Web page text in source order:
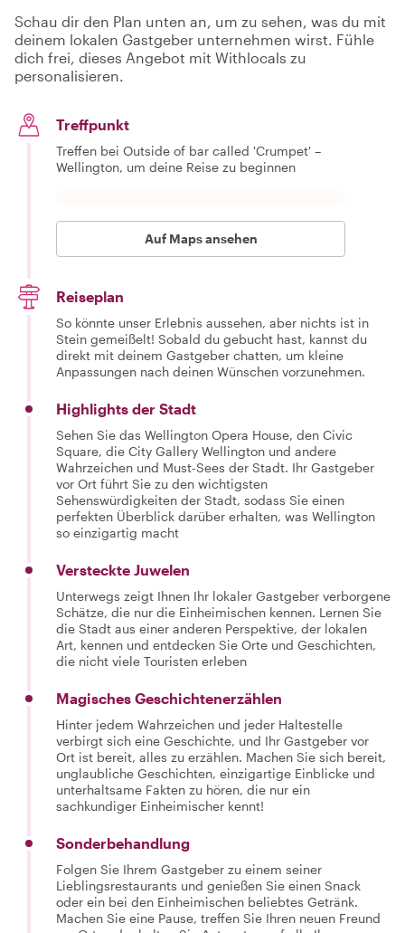
Schau dir den Plan unten an, um zu sehen, was du mit
deinem lokalen Gastgeber unternehmen wirst. Fühle
dich frei, dieses Angebot mit Withlocals zu
personalisieren.
Treffpunkt
Treffen bei Outside of bar called 'Crumpet' –
Wellington, um deine Reise zu beginnen
Auf Maps ansehen
Reiseplan
So könnte unser Erlebnis aussehen, aber nichts ist in
Stein gemeißelt! Sobald du gebucht hast, kannst du
direkt mit deinem Gastgeber chatten, um kleine
Anpassungen nach deinen Wünschen vorzunehmen.
Highlights der Stadt
Sehen Sie das Wellington Opera House, den Civic
Square, die City Gallery Wellington und andere
Wahrzeichen und Must-Sees der Stadt. Ihr Gastgeber
vor Ort führt Sie zu den wichtigsten
Sehenswürdigkeiten der Stadt, sodass Sie einen
perfekten Überblick darüber erhalten, was Wellington
so einzigartig macht
Versteckte Juwelen
Unterwegs zeigt Ihnen Ihr lokaler Gastgeber verborgene
Schätze, die nur die Einheimischen kennen. Lernen Sie
die Stadt aus einer anderen Perspektive, der lokalen
Art, kennen und entdecken Sie Orte und Geschichten,
die nicht viele Touristen erleben
Magisches Geschichtenerzählen
Hinter jedem Wahrzeichen und jeder Haltestelle
verbirgt sich eine Geschichte, und Ihr Gastgeber vor
Ort ist bereit, alles zu erzählen. Machen Sie sich bereit,
unglaubliche Geschichten, einzigartige Einblicke und
unterhaltsame Fakten zu hören, die nur ein
sachkundiger Einheimischer kennt!
Sonderbehandlung
Folgen Sie Ihrem Gastgeber zu einem seiner
Lieblingsrestaurants und genießen Sie einen Snack
oder ein bei den Einheimischen beliebtes Getränk.
Machen Sie eine Pause, treffen Sie Ihren neuen Freund